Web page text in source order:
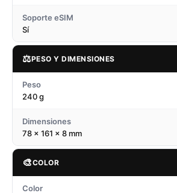
Soporte eSIM
Sí
⚖️PESO Y DIMENSIONES
Peso
240 g
Dimensiones
78 x 161 x 8 mm
🎨COLOR
Color